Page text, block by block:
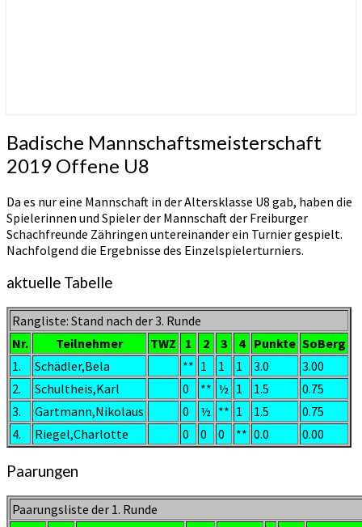
Badische
Mannschaftsmeisterschaft
2019
U8
Badische Mannschaftsmeisterschaft
2019 Offene U8
Da es nur eine Mannschaft in der Altersklasse U8 gab, haben die
Spielerinnen und Spieler der Mannschaft der Freiburger
Schachfreunde Zähringen untereinander ein Turnier gespielt.
Nachfolgend die Ergebnisse des Einzelspielerturniers.
aktuelle Tabelle
Rangliste: Stand nach der 3. Runde
Nr.
Teilnehmer TWZ 1 2 3 4 Punkte SoBerg
1.
Schädler,Bela ** 1 1 1 3.0
3.00
2.
Schultheis,Karl 0 ** ½ 1 1.5
0.75
3.
Gartmann,Nikolaus 0 ½ ** 1 1.5
0.75
4.
Riegel,Charlotte 0 0 0 ** 0.0 0.00
Paarungen
Paarungsliste der 1. Runde